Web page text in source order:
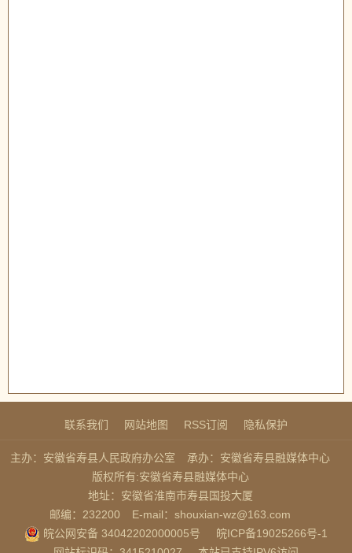
联系我们 网站地图 RSS订阅 隐私保护
主办：安徽省寿县人民政府办公室
承办：安徽省寿县融媒体中心
版权所有:安徽省寿县融媒体中心
地址：安徽省淮南市寿县国投大厦
邮编：232200
E-mail：shouxian-wz@163.com
皖公网安备 34042202000005号
皖ICP备19025266号-1